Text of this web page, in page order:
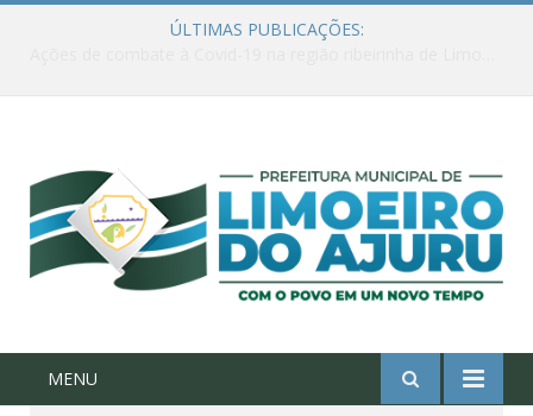
ÚLTIMAS PUBLICAÇÕES:
MENU